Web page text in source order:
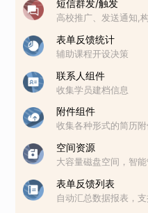
短信群发/触发
高校推广、发送通知,
表单反馈统计
辅助课程开设决策
联系人组件
收集学员建档信息
附件组件
收集各种形式的简历
空间资源
大容量磁盘空间，智
表单反馈列表
自动汇总数据报表，